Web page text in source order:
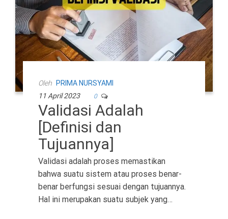
Oleh
PRIMA NURSYAMI
11 April 2023
0
Validasi Adalah
[Definisi dan
Tujuannya]
Validasi adalah proses memastikan
bahwa suatu sistem atau proses benar-
benar berfungsi sesuai dengan tujuannya.
Hal ini merupakan suatu subjek yang…